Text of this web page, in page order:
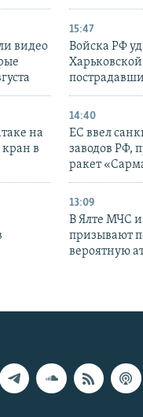
видео
15:47
Войска РФ
на
в
14:40
ЕС ввел
заводов РФ,
ракет
13:09
В Ялте МЧС и
призывают
вероятную